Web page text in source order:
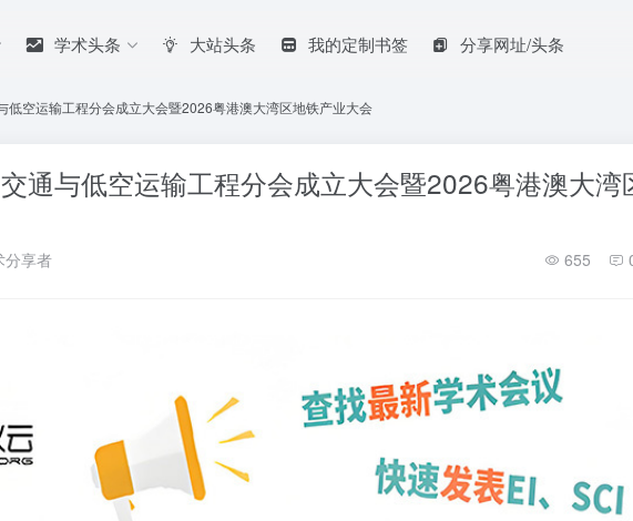
学术头条 大站头条 我的定制书签 分享网址/头条
低空运输工程分会成立大会暨2026粤港澳大湾区地铁产业大会
通与低空运输工程分会成立大会暨2026粤港澳大湾
分享者 655